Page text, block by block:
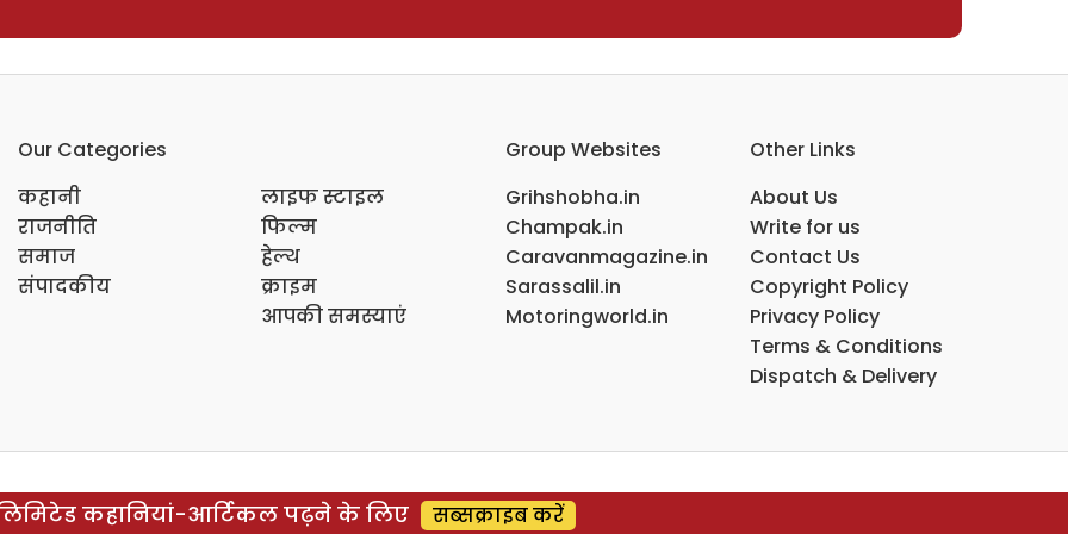
Our Categories
कहानी
राजनीति
समाज
संपादकीय
लाइफ स्टाइल
फिल्म
हेल्थ
क्राइम
आपकी समस्याएं
Group Websites
Grihshobha.in
Champak.in
Caravanmagazine.in
Sarassalil.in
Motoringworld.in
Other Links
About Us
Write for us
Contact Us
Copyright Policy
Privacy Policy
Terms & Conditions
Dispatch & Delivery
कहानियां-आर्टिकल पढ़ने के लिए सब्सक्राइब करें